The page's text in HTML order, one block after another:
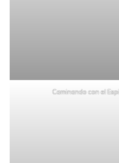
Caminando con el